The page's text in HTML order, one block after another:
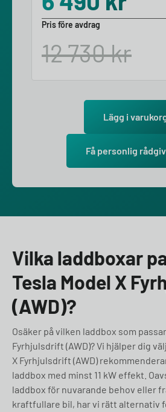
Pris före avdrag
12 730kr
Lägg i
Få personlig
Vilka laddboxar
Tesla Model X
(AWD)?
Osäker på vilken laddbox som
Fyrhjulsdrift (AWD)? Vi hjälper dig
X Fyrhjulsdrift (AWD)
laddbox med minst 11 kW effekt.
laddbox för nuvarande behov eller
kraftfullare bil, har vi rätt alternativ